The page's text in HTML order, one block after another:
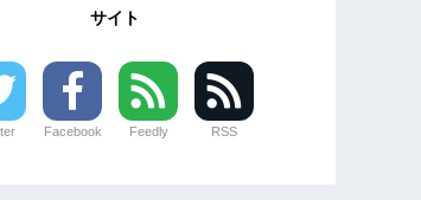
サイト
Facebook Feedly RSS